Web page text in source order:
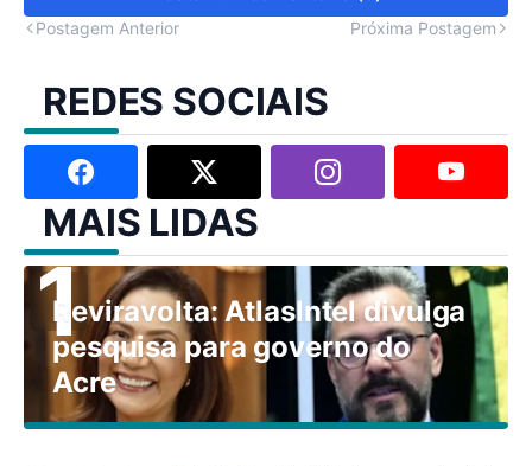
Postagem Anterior Próxima Postagem
REDES SOCIAIS
MAIS LIDAS
Reviravolta: AtlasIntel divulga
pesquisa para governo do
Acre